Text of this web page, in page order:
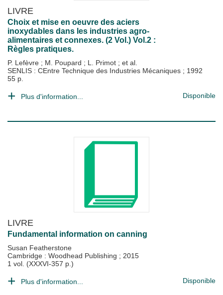
LIVRE
Choix et mise en oeuvre des aciers
inoxydables dans les industries agro-
alimentaires et connexes. (2 Vol.) Vol.2 :
Règles pratiques.
P. Lefèvre ; M. Poupard ; L. Primot ; et al.
SENLIS : CEntre Technique des Industries Mécaniques ; 1992
55 p.
Plus d'information... Disponible
LIVRE
Fundamental information on canning
Susan Featherstone
Cambridge : Woodhead Publishing ; 2015
1 vol. (XXXVI-357 p.)
Plus d'information... Disponible